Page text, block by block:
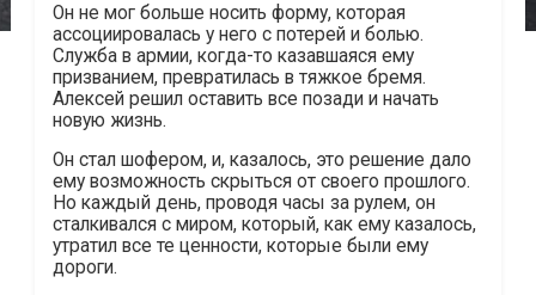
Он не мог больше носить форму, которая
ассоциировалась у него с потерей и болью.
Служба в армии, когда-то казавшаяся ему
призванием, превратилась в тяжкое бремя.
Алексей решил оставить все позади и начать
новую жизнь.
Он стал шофером, и, казалось, это решение дало
ему возможность скрыться от своего прошлого.
Но каждый день, проводя часы за рулем, он
сталкивался с миром, который, как ему казалось,
утратил все те ценности, которые были ему
дороги.